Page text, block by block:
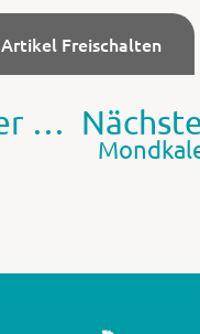
Artikel Freischalten
Vorheriger Artikel